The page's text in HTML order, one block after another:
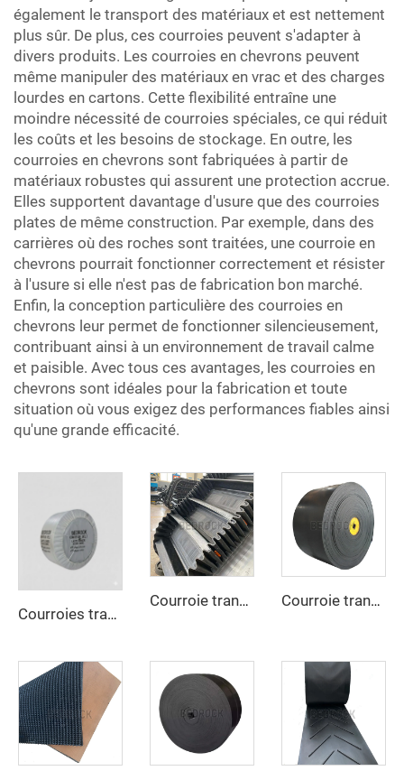
également le transport des matériaux et est nettement
plus sûr. De plus, ces courroies peuvent s'adapter à
divers produits. Les courroies en chevrons peuvent
même manipuler des matériaux en vrac et des charges
lourdes en cartons. Cette flexibilité entraîne une
moindre nécessité de courroies spéciales, ce qui réduit
les coûts et les besoins de stockage. En outre, les
courroies en chevrons sont fabriquées à partir de
matériaux robustes qui assurent une protection accrue.
Elles supportent davantage d'usure que des courroies
plates de même construction. Par exemple, dans des
carrières où des roches sont traitées, une courroie en
chevrons pourrait fonctionner correctement et résister
à l'usure si elle n'est pas de fabrication bon marché.
Enfin, la conception particulière des courroies en
chevrons leur permet de fonctionner silencieusement,
contribuant ainsi à un environnement de travail calme
et paisible. Avec tous ces avantages, les courroies en
chevrons sont idéales pour la fabrication et toute
situation où vous exigez des performances fiables ainsi
qu'une grande efficacité.
Courroies transporteuses à haute résistance pour le transport sur de longues distances en conditions climatiques chaudes
Courroie transporteuse à flancs latéraux pour le transport en pente raide et vertical des matériaux Courroie transporteuse résistante aux hautes températures, robuste pour les secteurs du ciment, de l’acier et de l’exploitation minière